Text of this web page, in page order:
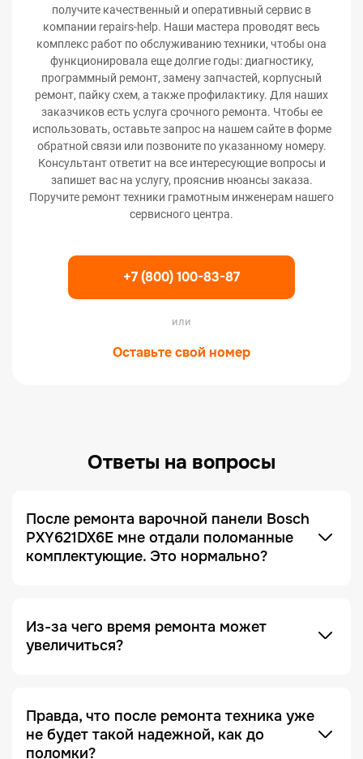
получите качественный и оперативный сервис в
компании repairs-help. Наши мастера проводят весь
комплекс работ по обслуживанию техники, чтобы она
функционировала еще долгие годы: диагностику,
программный ремонт, замену запчастей, корпусный
ремонт, пайку схем, а также профилактику. Для наших
заказчиков есть услуга срочного ремонта. Чтобы ее
использовать, оставьте запрос на нашем сайте в форме
обратной связи или позвоните по указанному номеру.
Консультант ответит на все интересующие вопросы и
запишет вас на услугу, прояснив нюансы заказа.
Поручите ремонт техники грамотным инженерам нашего
сервисного центра.
+7 (800) 100-83-87
или
Оставьте свой номер
Ответы на вопросы
После ремонта варочной панели Bosch
PXY621DX6E мне отдали поломанные
комплектующие. Это нормально?
был действительно выполнен, и увидеть, что
именно случилось с устройством.
Из-за чего время ремонта может
увеличиться?
ремонта возникает на этапе диагностики, когда
проблема проявляется не явно. Чтобы ее
зафиксировать и локализовать, техника должна
Правда, что после ремонта техника уже
не будет такой надежной, как до
поломки?